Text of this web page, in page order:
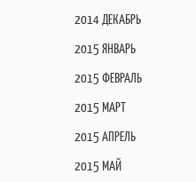
2014 ДЕКАБРЬ
2015 ЯНВАРЬ
2015 ФЕВРАЛЬ
2015 МАРТ
2015 АПРЕЛЬ
2015 МАЙ